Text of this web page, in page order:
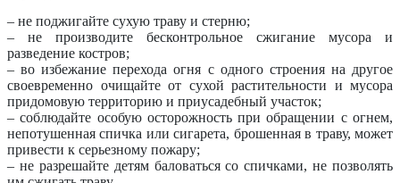
– не поджигайте сухую траву и стерню;
– не производите бесконтрольное сжигание мусора и
разведение костров;
– во избежание перехода огня с одного строения на другое
своевременно очищайте от сухой растительности и мусора
придомовую территорию и приусадебный участок;
– соблюдайте особую осторожность при обращении с огнем,
непотушенная спичка или сигарета, брошенная в траву, может
привести к серьезному пожару;
– не разрешайте детям баловаться со спичками, не позволять